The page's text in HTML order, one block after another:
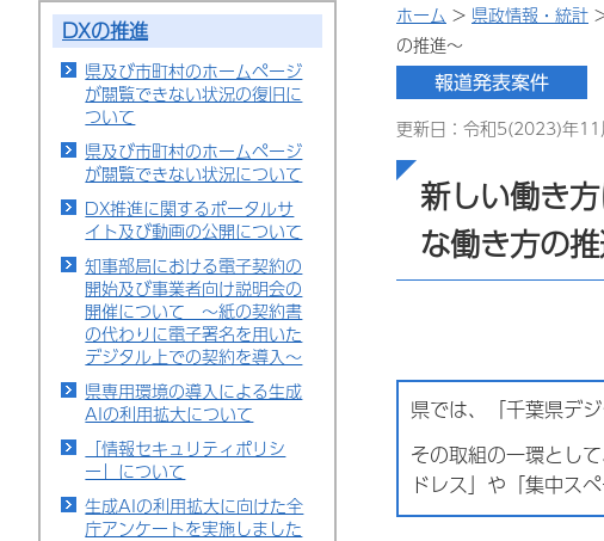
DXの推進
県及び市町村のホームページ
が閲覧できない状況の復旧に
ついて
県及び市町村のホームページ
が閲覧できない状況について
DX推進に関するポータルサ
イト及び動画の公開について
知事部局における電子契約の
開始及び事業者向け説明会の
開催について ～紙の契約書
の代わりに電子署名を用いた
デジタル上での契約を導入～
県専用環境の導入による生成
AIの利用拡大について
「情報セキュリティポリシ
ー」について
生成AIの利用拡大に向けた全
庁アンケートを実施しました
ホーム > 県政情報・統計
の推進～
更新日：令和5(2023)年
新しい働き
な働き方の
県では、「千葉県デ
その取組の一環とし
ドレス」や「集中ス